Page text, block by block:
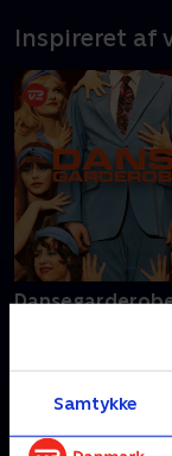
Samtykke
Inspireret af